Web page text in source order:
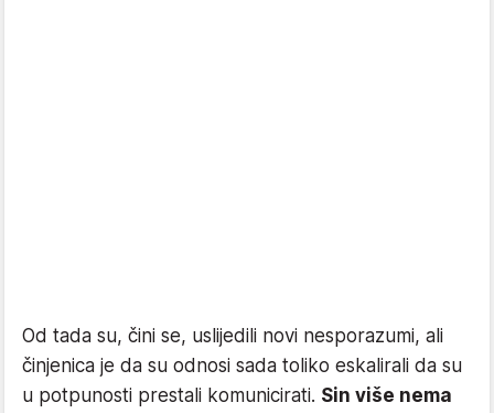
Od tada su, čini se, uslijedili novi nesporazumi, ali
činjenica je da su odnosi sada toliko eskalirali da su
u potpunosti prestali komunicirati. Sin više nema